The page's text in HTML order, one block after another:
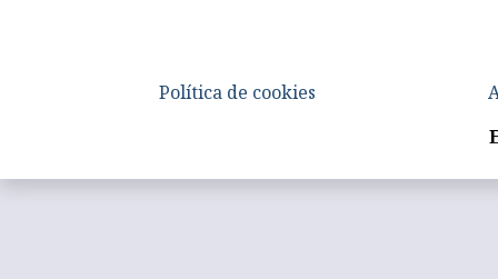
Política de cookies